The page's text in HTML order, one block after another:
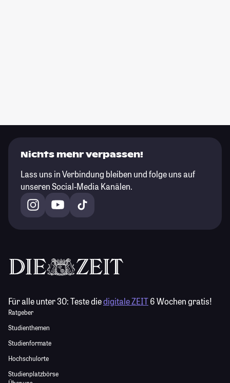
Nichts mehr verpassen!
Lass uns in Verbindung bleiben und folge uns auf
unseren Social-Media Kanälen.
Für alle unter 30:Teste diedigitale ZEIT6 Wochen gratis!
Ratgeber
Studienthemen
Studienformate
Hochschulorte
Studienplatzbörse